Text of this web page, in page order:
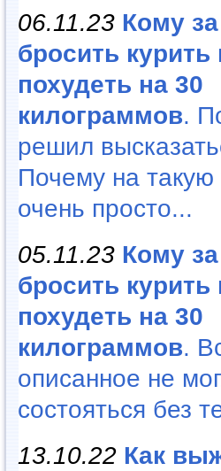
06.11.23 Кому
бросить курить
похудеть на 30
килограммов.
решил
Почему на
очень просто...
05.11.23 Кому
бросить курить
похудеть на 30
килограммов.
описанное не
состояться без
13.10.22 Как